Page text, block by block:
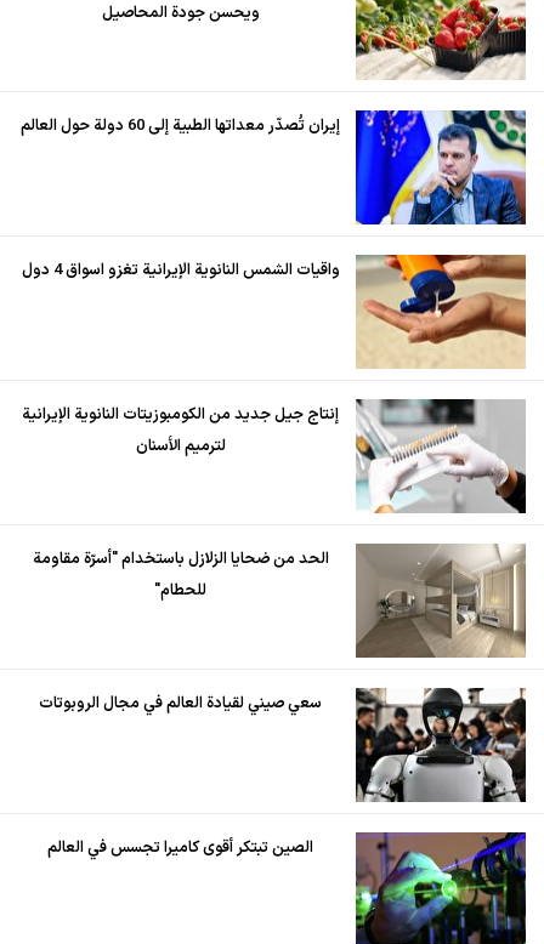
ويحسن جودة المحاصيل
إيران تُصدّر معداتها الطبية إلى 60 دولة حول العالم
واقيات الشمس النانوية الإيرانية تغزو اسواق 4 دول
إنتاج جيل جديد من الكومبوزيتات النانوية الإيرانية
لترميم الأسنان
الحد من ضحايا الزلازل باستخدام "أسرّة مقاومة
للحطام"
سعي صيني لقيادة العالم في مجال الروبوتات
الصين تبتكر أقوى كاميرا تجسس في العالم